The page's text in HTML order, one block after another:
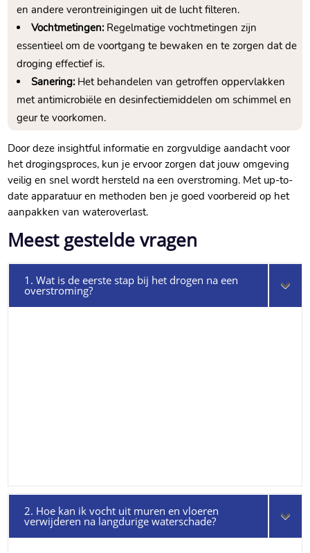
en andere verontreinigingen uit de lucht filteren.​
Vochtmetingen:Regelmatige vochtmetingen zijn
essentieel om de voortgang te bewaken en te zorgen dat de
droging effectief is.​
Sanering:Het behandelen van getroffen oppervlakken
met antimicrobiële en desinfectiemiddelen om schimmel en
geur te voorkomen.​
Door deze insightful informatie en zorgvuldige aandacht voor
het drogingsproces, kun je ervoor zorgen dat jouw omgeving
veilig en snel wordt hersteld na een overstroming.​ Met up-to-
date apparatuur en methoden ben je goed voorbereid op het
aanpakken van wateroverlast.​
Meest gestelde vragen
1. Wat is de eerste stap bij het drogen na een
overstroming?
2. Hoe kan ik vocht uit muren en vloeren
verwijderen na langdurige waterschade?